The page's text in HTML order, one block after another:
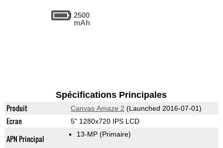
2500
mAh
Spécifications Principales
Produit Canvas Amaze 2 (Launched 2016-07-01)
Ecran 5" 1280x720 IPS LCD
APN Principal 13-MP (Primaire)